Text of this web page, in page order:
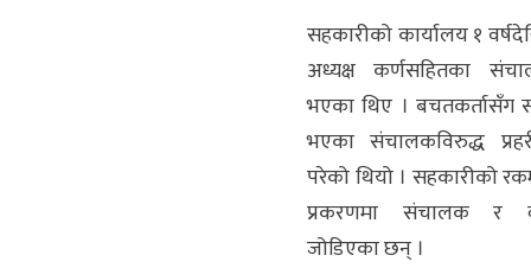
सहकारीको कार्यालय १
अध्यक्ष कर्णसहितका
भएका थिए । बचतकर्तासँग
भएका संचालकविरुद्ध
परेको थियो । सहकारीको
प्रकरणमा संचालक र
जोडिएका छन् ।